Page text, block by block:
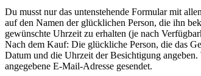
Du musst nur das untenstehende Formular mit
auf den Namen der glücklichen Person, die ihn
gewünschte Uhrzeit zu erhalten (je nach
Nach dem Kauf: Die glückliche Person, die das
Datum und die Uhrzeit der Besichtigung
angegebene E-Mail-Adresse gesendet.